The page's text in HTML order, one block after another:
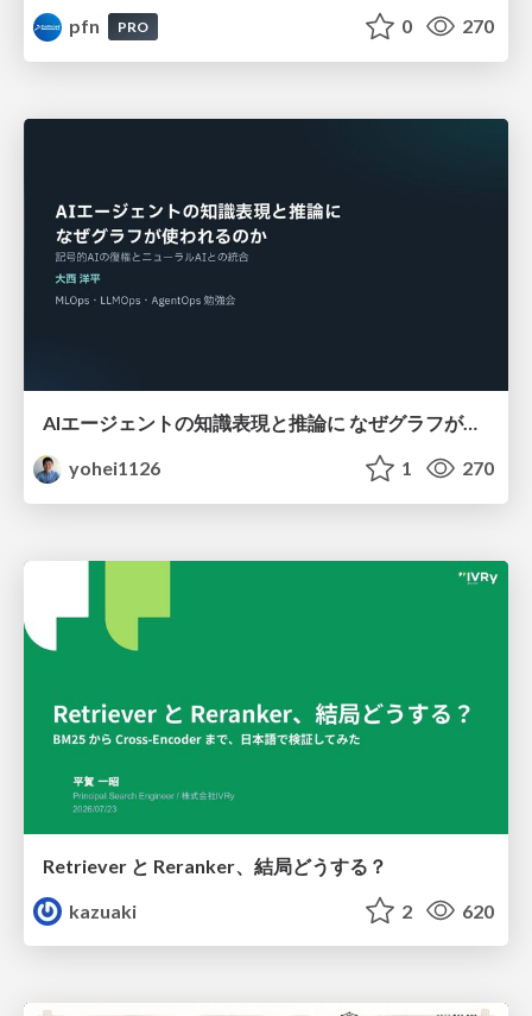
pfn PRO 0 270
AIエージェントの知識表現と推論に なぜグラフが使われるのか - 記号的AIの復権とニューラルAIとの統合
yohei1126
1 270
Retriever と Reranker、結局どうする？
kazuaki
2 620